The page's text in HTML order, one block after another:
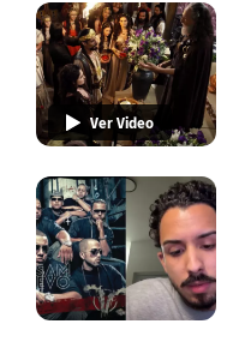
Ver Video